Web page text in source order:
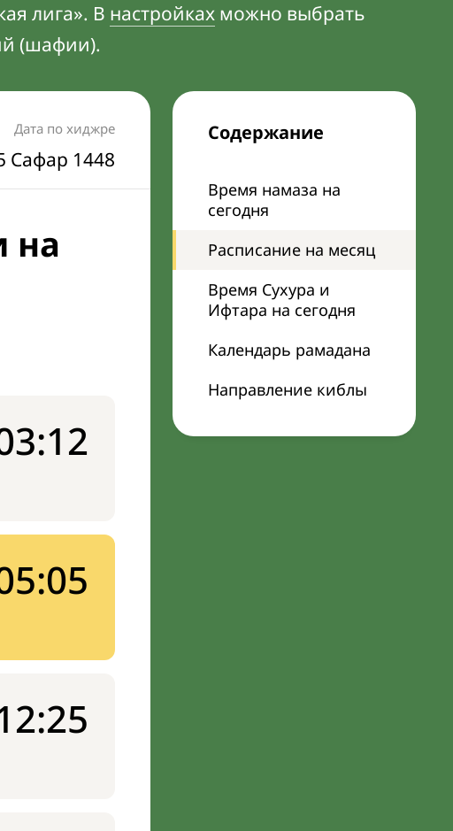
лига». В настройках можно выбрать
(шафии).
Содержание
Время намаза на
сегодня
Расписание на месяц
Время Сухура и
Ифтара на сегодня
Календарь рамадана
Направление киблы
Дата по хиджре
Сафар 1448
на